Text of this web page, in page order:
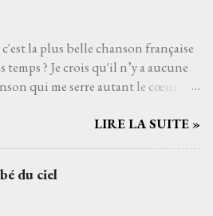
c'est la plus belle chanson française
temps ? Je crois qu'il n’y a aucune
qui me serre autant le cœur
Jean-Loup Dabadie et une très
rappelle celle d'un grand-père
LIRE LA SUITE »
du ciel